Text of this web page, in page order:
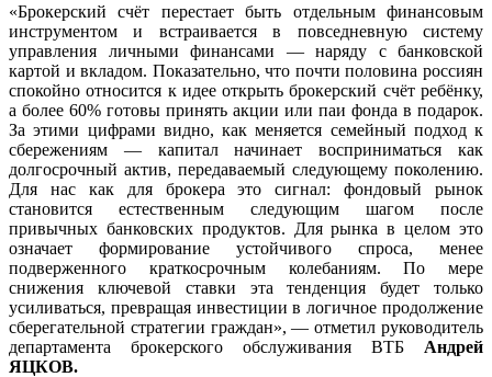
«Брокерский счёт перестает быть отдельным финансовым
инструментом и встраивается в повседневную систему
управления личными финансами — наряду с банковской
картой и вкладом. Показательно, что почти половина россиян
спокойно относится к идее открыть брокерский счёт ребёнку,
а более 60% готовы принять акции или паи фонда в подарок.
За этими цифрами видно, как меняется семейный подход к
сбережениям — капитал начинает восприниматься как
долгосрочный актив, передаваемый следующему поколению.
Для нас как для брокера это сигнал: фондовый рынок
становится естественным следующим шагом после
привычных банковских продуктов. Для рынка в целом это
означает формирование устойчивого спроса, менее
подверженного краткосрочным колебаниям. По мере
снижения ключевой ставки эта тенденция будет только
усиливаться, превращая инвестиции в логичное продолжение
сберегательной стратегии граждан», — отметил руководитель
департамента брокерского обслуживания ВТБ Андрей
ЯЦКОВ.